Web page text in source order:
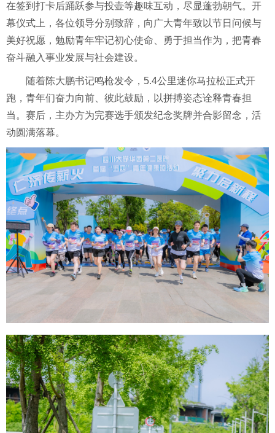
在签到打卡后踊跃参与投壶等趣味互动，尽显蓬勃朝气。开
幕仪式上，各位领导分别致辞，向广大青年致以节日问候与
美好祝愿，勉励青年牢记初心使命、勇于担当作为，把青春
奋斗融入事业发展与社会建设。
随着陈大鹏书记鸣枪发令，5.4公里迷你马拉松正式开
跑，青年们奋力向前、彼此鼓励，以拼搏姿态诠释青春担
当。赛后，主办方为完赛选手颁发纪念奖牌并合影留念，活
动圆满落幕。